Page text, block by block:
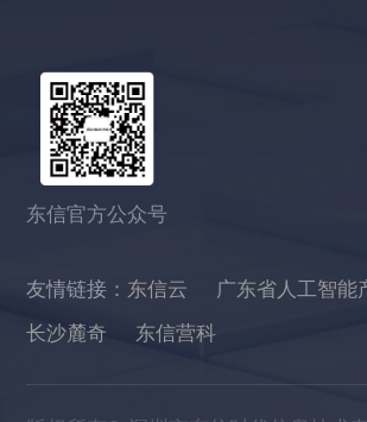
东信官方公众号
友情链接： 东信云
广东省人工智能
长沙麓奇
东信营科